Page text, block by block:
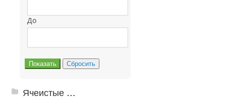
До
Ячеистые грязезащитные покрытия